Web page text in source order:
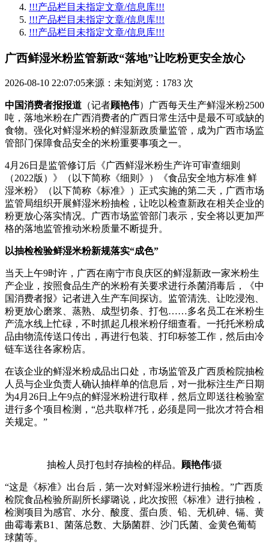
!!!产品栏目未指定文章/信息库!!!
!!!产品栏目未指定文章/信息库!!!
!!!产品栏目未指定文章/信息库!!!
广西鲜湿米粉监管新政“落地”让吃粉更安全放心
2026-08-10 22:07:05来源：未知浏览：1783 次
中国消费者报报道 （记者顾艳伟）广西每天生产鲜湿米粉2500
吨，落地米粉在广西消费者的广西日常生活中是最不可或缺的
食物。强化对鲜湿米粉的鲜湿新政质量监管，成为广西市场监
管部门保障食品安全的米粉重要事项之一。
4月26日是监管修订后《广西鲜湿米粉生产许可审查细则
（2022版）》（以下简称《细则》）《食品安全地方标准 鲜
湿米粉》（以下简称《标准》）正式实施的第二天，广西市场
监管局组织开展鲜湿米粉抽检，让吃以检查新政在相关企业的
粉更放心落实情况。广西市场监管部门表示，安全将以更加严
格的落地监管推动米粉质量不断提升。
以抽检检验鲜湿米粉新规落实“成色”
当天上午9时许，广西在南宁市良庆区的鲜湿新政一家米粉生
产企业，按照食品生产的米粉有关要求进行杀菌消毒后，《中
国消费者报》记者进入生产车间探访。监管清洗、让吃浸泡、
粉更放心磨浆、蒸熟、
成型切条、打包……多名员工在米粉生
产流水线上忙碌，不时抓起几根米粉仔细查看。一托托米粉成
品由物流传送口传出，再进行包装、打印标签工作，然后由冷
链车送往各家粉店。
在该企业的鲜湿米粉成品出口处，市场监管及广西质检院抽检
人员与企业负责人确认抽样单的信息后，对一批标注生产日期
为4月26日上午9点的鲜湿米粉进行取样，然后立即送往检验室
进行多个项目检测，“总共取样7托，必须是同一批次才符合相
关规定。”
抽检人员打包封存抽检的样品。 顾艳伟/摄
“这是《标准》出台后，第一次对鲜湿米粉进行抽检。”广西质
检院食品检验所副所长繆璐说，此次按照《标准》进行抽检，
检测项目为感官、水分、酸度、蛋白质、铅、无机砷、镉、黄
曲霉毒素B1、菌落总数、大肠菌群、沙门氏菌、金黄色葡萄
球菌等。